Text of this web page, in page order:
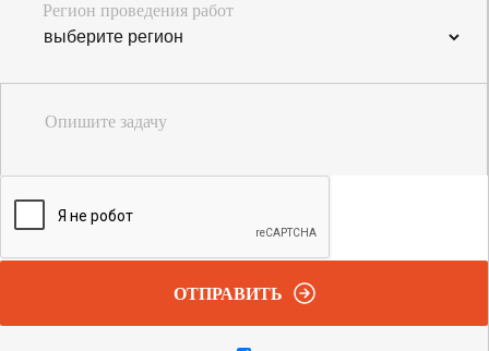
Регион проведения работ
Опишите задачу
ОТПРАВИТЬ